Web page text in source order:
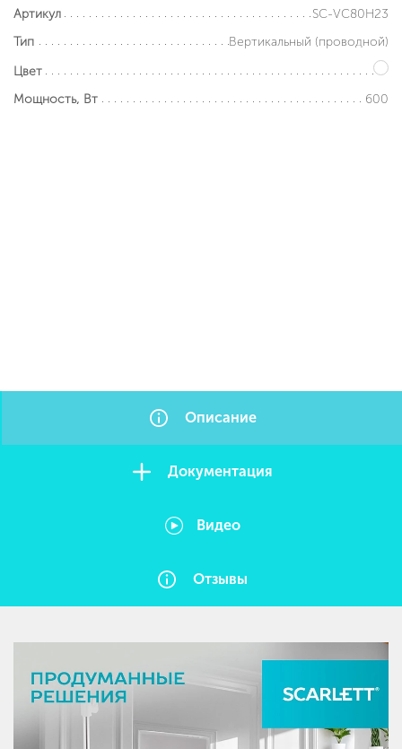
Артикул
SC-VC80H23
Тип
Вертикальный (проводной)
Цвет
Мощность, Вт
600
Описание
Документация
Видео
Отзывы